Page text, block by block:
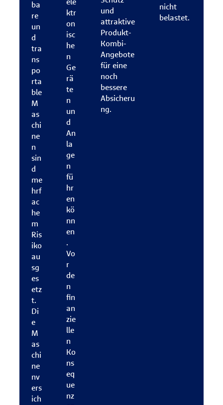
ba
re
un
d
tra
ns
po
rta
ble
M
as
chi
ne
n
sin
d
me
hrf
ac
he
m
Ris
iko
au
sg
es
etz
t.
Di
e
M
as
chi
ne
nv
ers
ich
ktr
on
isc
he
n
Ge
rä
te
n
un
d
An
la
ge
n
fü
hr
en
kö
nn
en
.
Vo
r
de
n
fin
an
zie
lle
n
Ko
ns
eq
ue
nz
und
attraktive
Produkt-
Kombi-
Angebote
für eine
noch
bessere
Absicheru
ng.
nicht
belastet.